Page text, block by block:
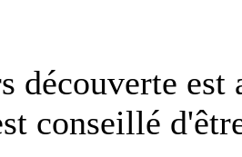
découverte
conseillé